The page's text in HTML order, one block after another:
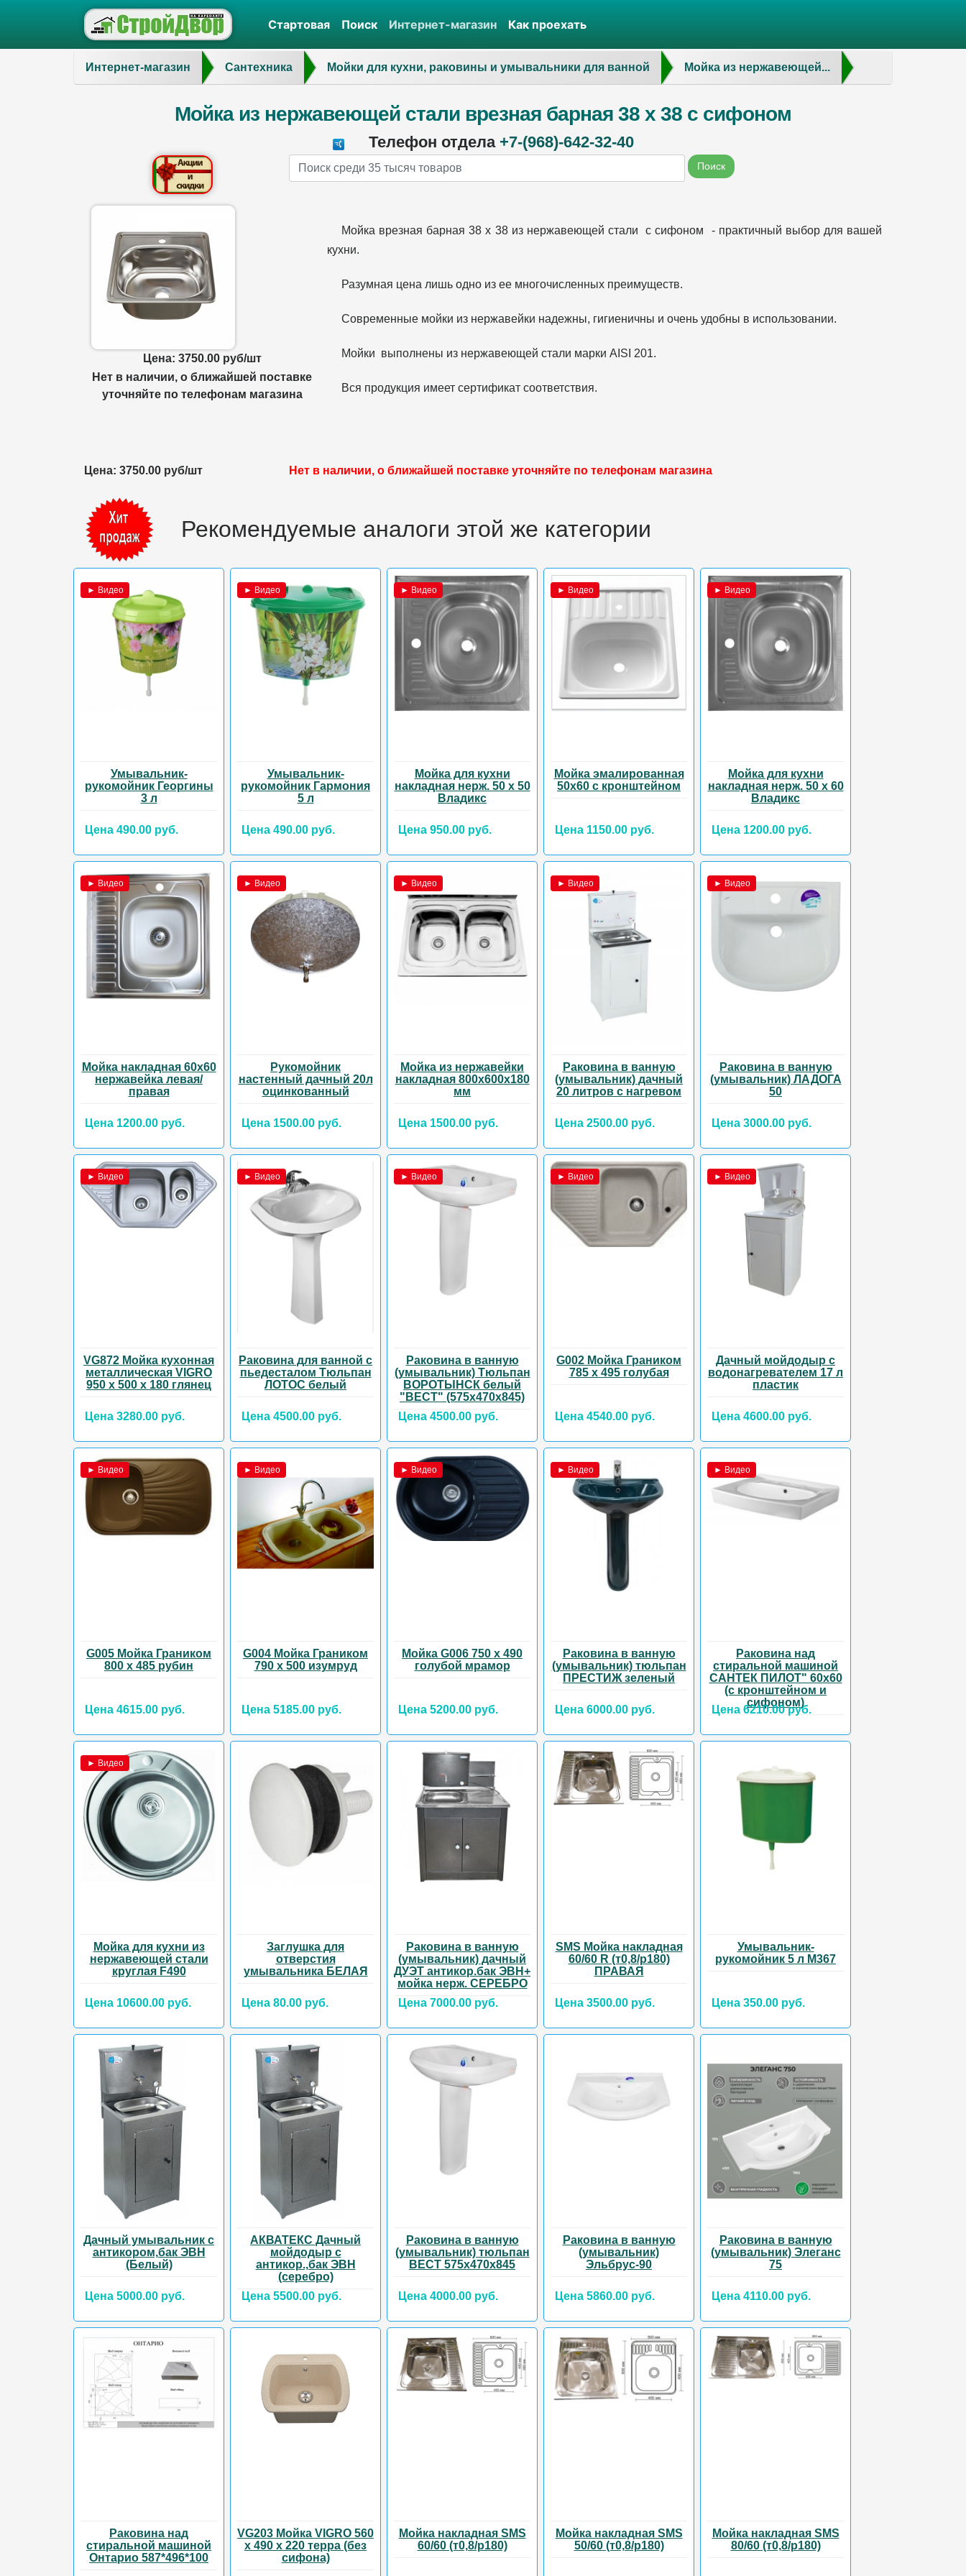
Стартовая Поиск Интернет-магазин Как проехать
Интернет-магазин Сантехника Мойки для кухни, раковины и умывальники для ванной Мойка из нержавеющей...
Мойка из нержавеющей стали врезная барная 38 х 38 с сифоном
Телефон отдела +7-(968)-642-32-40
Name Поиск
Цена: 3750.00 руб/шт
Нет в наличии, о ближайшей поставке
уточняйте по телефонам магазина
Мойка врезная барная 38 х 38 из нержавеющей стали с сифоном - практичный выбор для вашей
кухни.
Разумная цена лишь одно из ее многочисленных преимуществ.
Современные мойки из нержавейки надежны, гигиеничны и очень удобны в использовании.
Мойки выполнены из нержавеющей стали марки AISI 201.
Вся продукция имеет сертификат соответствия.
Цена: 3750.00 руб/шт Нет в наличии, о ближайшей поставке уточняйте по телефонам магазина
Рекомендуемые аналоги этой же категории
► Видео
Умывальник-
рукомойник Георгины
3 л
Цена 490.00 руб.
► Видео
Умывальник-
рукомойник Гармония
5 л
Цена 490.00 руб.
► Видео
Мойка для кухни
накладная нерж. 50 х 50
Владикс
Цена 950.00 руб.
► Видео
Мойка эмалированная
50х60 с кронштейном
Цена 1150.00 руб.
► Видео
Мойка для кухни
накладная нерж. 50 х 60
Владикс
Цена 1200.00 руб.
► Видео
Мойка накладная 60х60
нержавейка левая/
правая
Цена 1200.00 руб.
► Видео
Рукомойник
настенный дачный 20л
оцинкованный
Цена 1500.00 руб.
► Видео
Мойка из нержавейки
накладная 800х600х180
мм
Цена 1500.00 руб.
► Видео
Раковина в ванную
(умывальник) дачный
20 литров с нагревом
Цена 2500.00 руб.
► Видео
Раковина в ванную
(умывальник) ЛАДОГА
50
Цена 3000.00 руб.
► Видео
VG872 Мойка кухонная
металлическая VIGRO
950 х 500 х 180 глянец
Цена 3280.00 руб.
► Видео
Раковина для ванной с
пьедесталом Тюльпан
ЛОТОС белый
Цена 4500.00 руб.
► Видео
Раковина в ванную
(умывальник) Тюльпан
ВОРОТЫНСК белый
"ВЕСТ" (575х470х845)
Цена 4500.00 руб.
► Видео
G002 Мойка Граником
785 х 495 голубая
Цена 4540.00 руб.
► Видео
Дачный мойдодыр с
водонагревателем 17 л
пластик
Цена 4600.00 руб.
► Видео
G005 Мойка Граником
800 х 485 рубин
Цена 4615.00 руб.
► Видео
G004 Мойка Граником
790 х 500 изумруд
Цена 5185.00 руб.
► Видео
Мойка G006 750 х 490
голубой мрамор
Цена 5200.00 руб.
► Видео
Раковина в ванную
(умывальник) тюльпан
ПРЕСТИЖ зеленый
Цена 6000.00 руб.
► Видео
Раковина над
стиральной машиной
САНТЕК ПИЛОТ" 60х60
(с кронштейном и
сифоном)
Цена 6210.00 руб.
► Видео
Мойка для кухни из
нержавеющей стали
круглая F490
Цена 10600.00 руб.
Заглушка для
отверстия
умывальника БЕЛАЯ
Цена 80.00 руб.
Раковина в ванную
(умывальник) дачный
ДУЭТ антикор.бак ЭВН+
мойка нерж. СЕРЕБРО
Цена 7000.00 руб.
SMS Мойка накладная
60/60 R (т0,8/р180)
ПРАВАЯ
Цена 3500.00 руб.
Умывальник-
рукомойник 5 л М367
Цена 350.00 руб.
Дачный умывальник с
антикором,бак ЭВН
(Белый)
Цена 5000.00 руб.
АКВАТЕКС Дачный
мойдодыр с
антикор.,бак ЭВН
(серебро)
Цена 5500.00 руб.
Раковина в ванную
(умывальник) тюльпан
ВЕСТ 575х470х845
Цена 4000.00 руб.
Раковина в ванную
(умывальник)
Эльбрус-90
Цена 5860.00 руб.
Раковина в ванную
(умывальник) Элеганс
75
Цена 4110.00 руб.
Раковина над
стиральной машиной
Онтарио 587*496*100
VG203 Мойка VIGRO 560
х 490 х 220 терра (без
сифона)
Мойка накладная SMS
60/60 (т0,8/р180)
Мойка накладная SMS
50/60 (т0,8/р180)
Мойка накладная SMS
80/60 (т0,8/р180)